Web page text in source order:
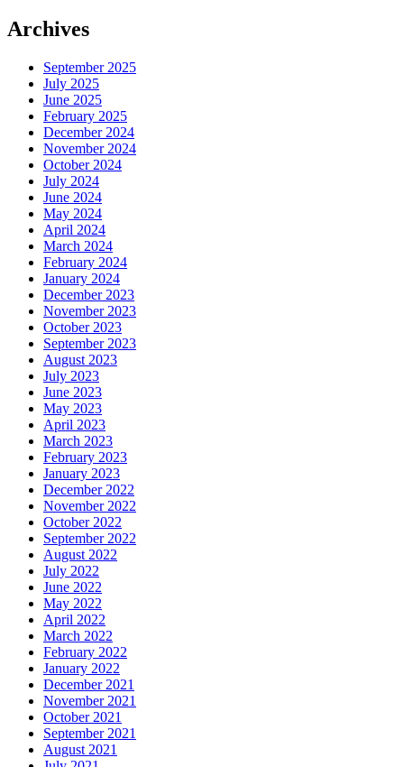
Archives
September 2025
July 2025
June 2025
February 2025
December 2024
November 2024
October 2024
July 2024
June 2024
May 2024
April 2024
March 2024
February 2024
January 2024
December 2023
November 2023
October 2023
September 2023
August 2023
July 2023
June 2023
May 2023
April 2023
March 2023
February 2023
January 2023
December 2022
November 2022
October 2022
September 2022
August 2022
July 2022
June 2022
May 2022
April 2022
March 2022
February 2022
January 2022
December 2021
November 2021
October 2021
September 2021
August 2021